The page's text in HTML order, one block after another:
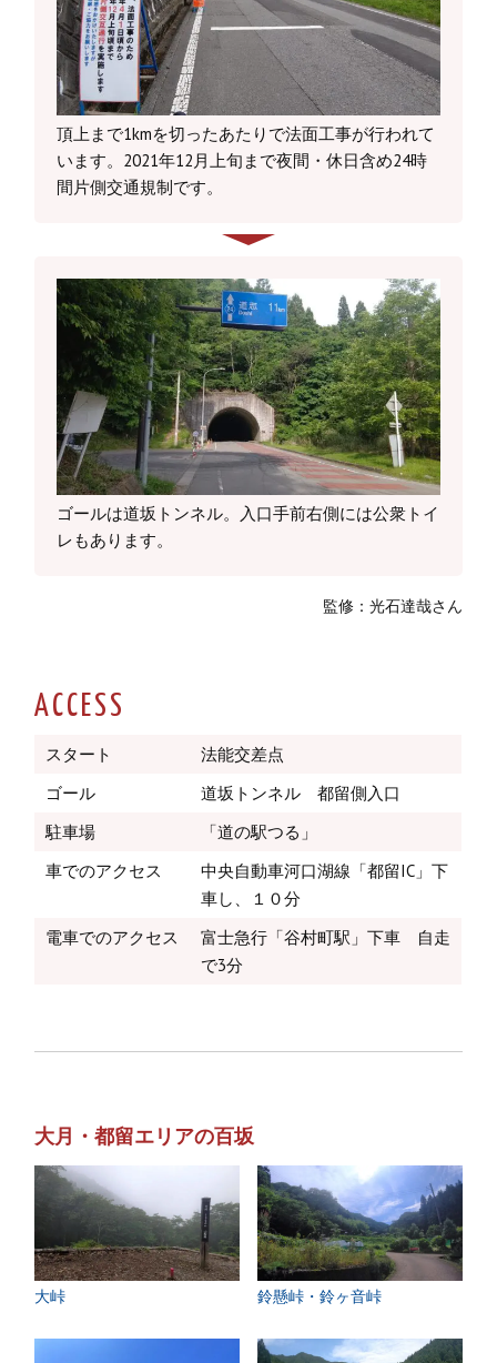
頂上まで1kmを切ったあたりで法面工事が行われて
います。2021年12月上旬まで夜間・休日含め24時
間片側交通規制です。
ゴールは道坂トンネル。入口手前右側には公衆トイ
レもあります。
監修：光石達哉さん
ACCESS
スタート
法能交差点
ゴール
道坂トンネル 都留側入口
駐車場
「道の駅つる」
車でのアクセス
中央自動車河口湖線「都留IC」下
車し、１０分
電車でのアクセス
富士急行「谷村町駅」下車 自走
で3分
大月・都留エリアの百坂
大峠 鈴懸峠・鈴ヶ音峠